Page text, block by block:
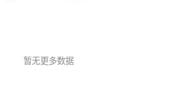
暂无更多数据